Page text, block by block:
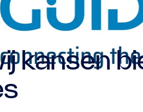
kansen